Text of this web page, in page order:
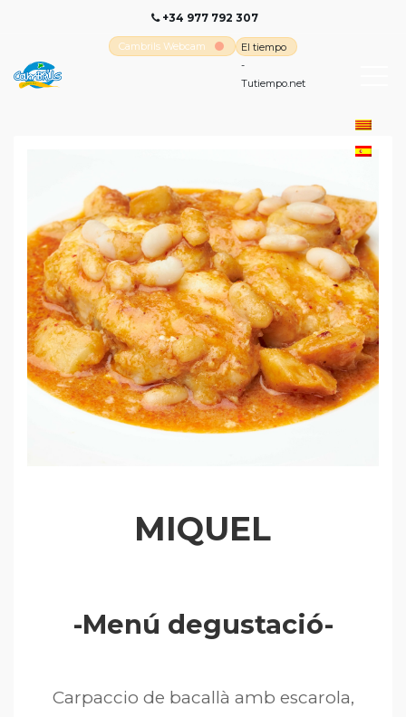
+34 977 792 307
Cambrils Webcam
El tiempo
-
Tutiempo.net
MIQUEL
-Menú degustació-
Carpaccio de bacallà amb escarola,